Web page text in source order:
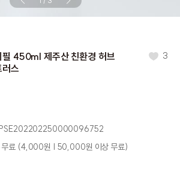
필 450ml 제주산 친환경 허브
스
3
료 (4,000원 | 50,000원 이상 무료)